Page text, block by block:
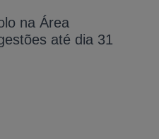
na Área
até dia 31